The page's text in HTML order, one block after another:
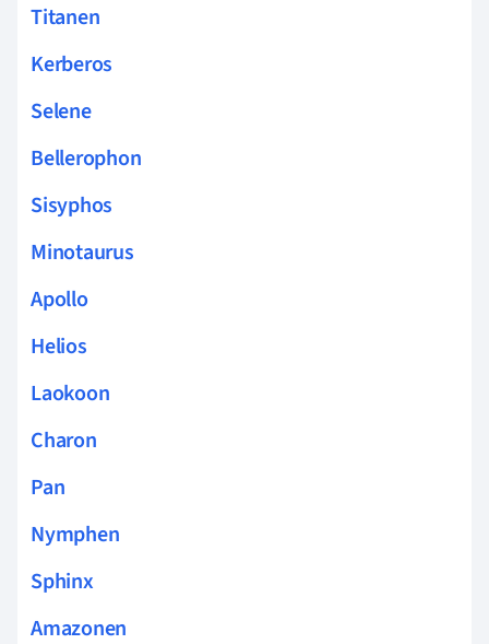
Titanen
Kerberos
Selene
Bellerophon
Sisyphos
Minotaurus
Apollo
Helios
Laokoon
Charon
Pan
Nymphen
Sphinx
Amazonen